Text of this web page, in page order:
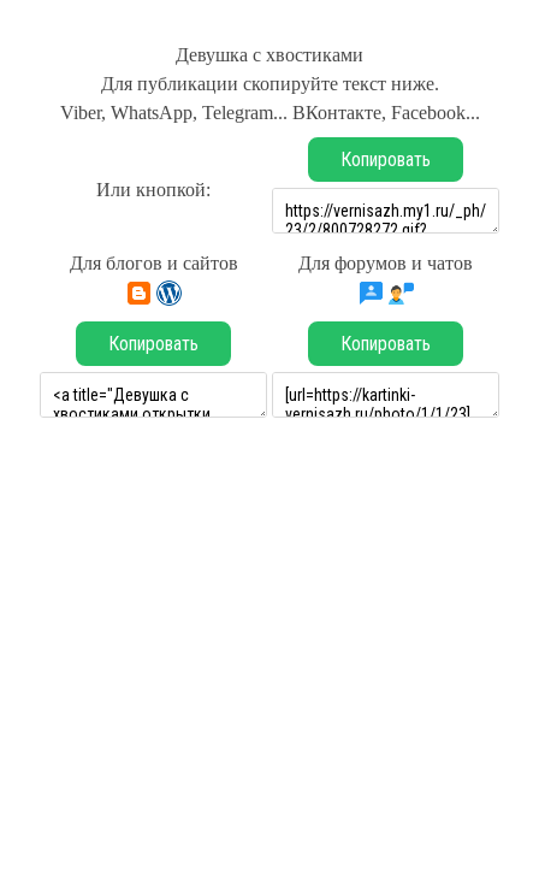
Девушка с хвостиками
Для публикации скопируйте текст ниже.
Viber, WhatsApp, Telegram... ВКонтакте, Facebook...
Или кнопкой:
Копировать
Для блогов и сайтов Для форумов и чатов
Копировать Копировать